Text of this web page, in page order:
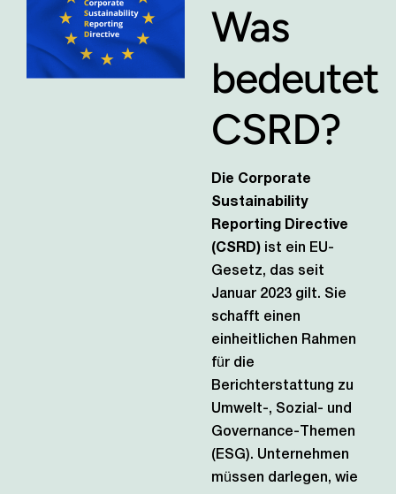
Was
bedeutet
CSRD?
Die Corporate
Sustainability
Reporting Directive
(CSRD) ist ein EU-
Gesetz, das seit
Januar 2023 gilt. Sie
schafft einen
einheitlichen Rahmen
für die
Berichterstattung zu
Umwelt-, Sozial- und
Governance-Themen
(ESG). Unternehmen
müssen darlegen, wie